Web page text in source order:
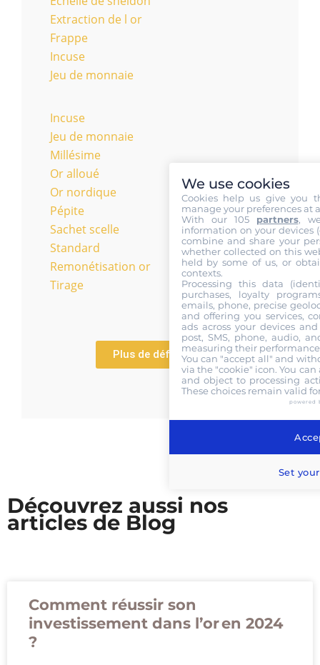
Extraction de l or
Frappe
Incuse
Jeu de monnaie
Incuse
Jeu de monnaie
Millésime
Or alloué
Or nordique
Pépite
Sachet scelle
Standard
Remonétisation or
Tirage
Plus de définitions
Découvrez aussi nos
articles de Blog
Comment réussir son
investissement dans l’or en 2024
?
We use cookies
Cookies help us give you
manage your preferences at
With our 105 partners,
information on your devices
combine and share your
whether collected on this
held by some of us, or
contexts.
Processing this data
purchases, loyalty
emails, phone, precise
and offering you services,
ads across your devices
post, SMS, phone, audio,
measuring their
You can "accept all" and
via the "cookie" icon. You
and object to processing
These choices remain valid
powered
Set